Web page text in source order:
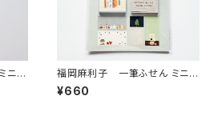
ニ付
福岡麻利子 一筆ふせん ミニ付
箋セット JAR・ほしくま
¥660